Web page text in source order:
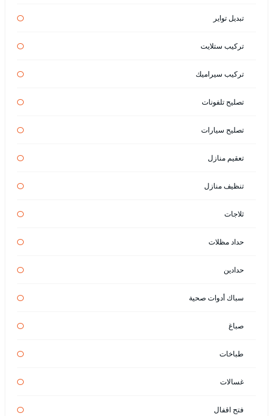
تبديل تواير
تركيب ستلايت
تركيب سيراميك
تصليح تلفونات
تصليح سيارات
تعقيم منازل
تنظيف منازل
ثلاجات
حداد مظلات
حدادين
سباك أدوات صحية
صباغ
طباخات
غسالات
فتح اقفال